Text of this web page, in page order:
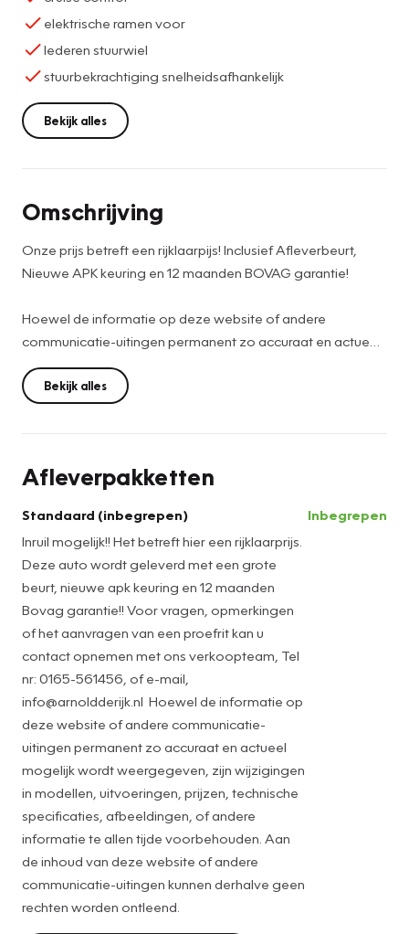
elektrische ramen voor
lederen stuurwiel
stuurbekrachtiging snelheidsafhankelijk
Bekijk alles
Omschrijving
Onze prijs betreft een rijklaarpijs! Inclusief Afleverbeurt,
Nieuwe APK keuring en 12 maanden BOVAG garantie!
Hoewel de informatie op deze website of andere
communicatie-uitingen permanent zo accuraat en actueel
mogelijk wordt weergegeven, zijn wijzigingen in modellen,
uitvoeringen, prijzen, technische specificaties,
afbeeldingen, of andere informatie te allen tijde
worden ontleend.
Bekijk alles
Afleverpakketten
Standaard (inbegrepen)
Inruil mogelijk!! Het betreft hier een rijklaarprijs.
Deze auto wordt geleverd met een grote
beurt, nieuwe apk keuring en 12 maanden
Bovag garantie!! Voor vragen, opmerkingen
of het aanvragen van een proefrit kan u
contact opnemen met ons verkoopteam, Tel
nr: 0165-561456, of e-mail,
info@arnoldderijk.nl Hoewel de informatie op
deze website of andere communicatie-
uitingen permanent zo accuraat en actueel
mogelijk wordt weergegeven, zijn wijzigingen
in modellen, uitvoeringen, prijzen, technische
specificaties, afbeeldingen, of andere
informatie te allen tijde voorbehouden. Aan
de inhoud van deze website of andere
communicatie-uitingen kunnen derhalve geen
rechten worden ontleend.
Inbegrepen